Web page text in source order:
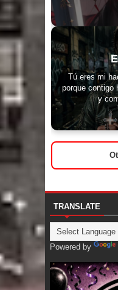
Tú eres mi
porque contigo
y
TRANSLATE
Powered by